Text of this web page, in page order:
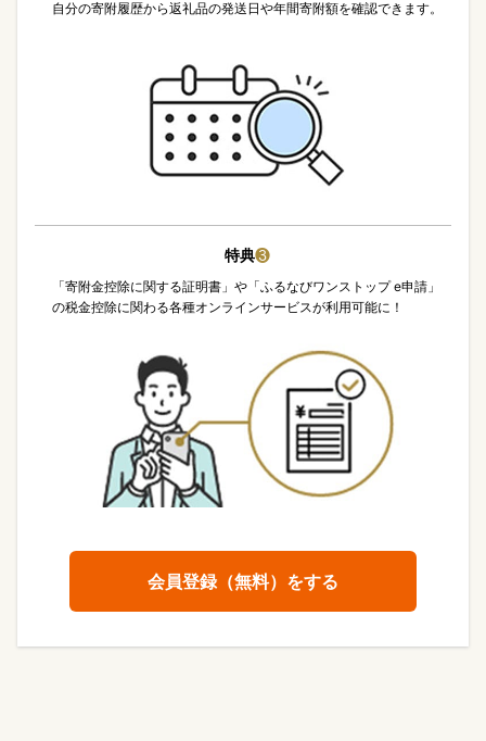
自分の寄附履歴から返礼品の発送日や年間寄附額を確認できます。
特典❸
「寄附金控除に関する証明書」や「ふるなびワンストップ e申請」
の税金控除に関わる各種オンラインサービスが利用可能に！
会員登録（無料）をする